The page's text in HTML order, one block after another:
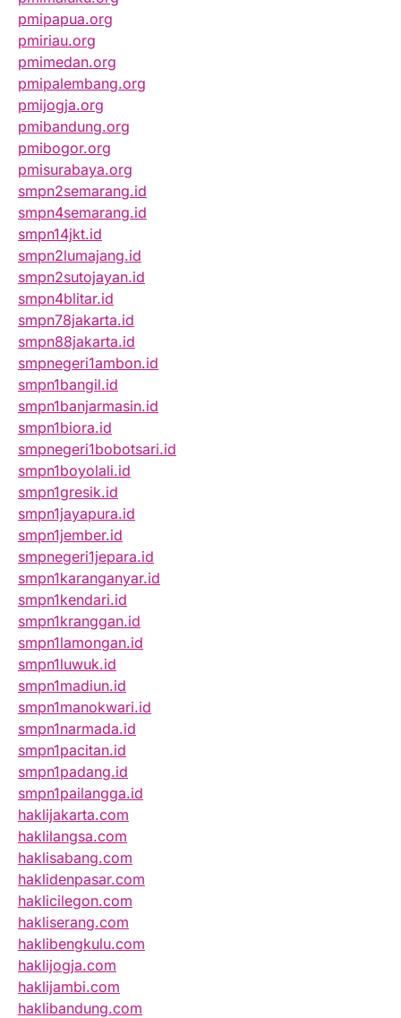
pmipapua.org
pmiriau.org
pmimedan.org
pmipalembang.org
pmijogja.org
pmibandung.org
pmibogor.org
pmisurabaya.org
smpn2semarang.id
smpn4semarang.id
smpn14jkt.id
smpn2lumajang.id
smpn2sutojayan.id
smpn4blitar.id
smpn78jakarta.id
smpn88jakarta.id
smpnegeri1ambon.id
smpn1bangil.id
smpn1banjarmasin.id
smpn1biora.id
smpnegeri1bobotsari.id
smpn1boyolali.id
smpn1gresik.id
smpn1jayapura.id
smpn1jember.id
smpnegeri1jepara.id
smpn1karanganyar.id
smpn1kendari.id
smpn1kranggan.id
smpn1lamongan.id
smpn1luwuk.id
smpn1madiun.id
smpn1manokwari.id
smpn1narmada.id
smpn1pacitan.id
smpn1padang.id
smpn1pailangga.id
haklijakarta.com
haklilangsa.com
haklisabang.com
haklidenpasar.com
haklicilegon.com
hakliserang.com
haklibengkulu.com
haklijogja.com
haklijambi.com
haklibandung.com